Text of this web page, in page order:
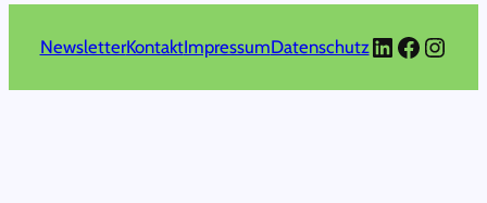
NewsletterKontaktImpressumDatenschutzLinkedIn